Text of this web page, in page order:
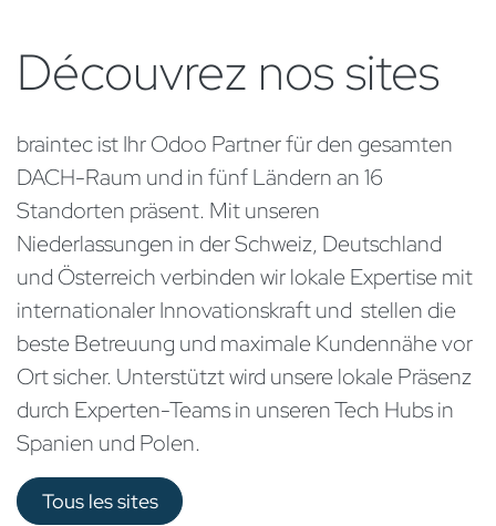
Découvrez nos sites
braintec ist Ihr Odoo Partner für den gesamten
DACH-Raum und in fünf Ländern an 16
Standorten präsent. Mit unseren
Niederlassungen in der Schweiz, Deutschland
und Österreich verbinden wir lokale Expertise mit
internationaler Innovationskraft und stellen die
beste Betreuung und maximale Kundennähe vor
Ort sicher. Unterstützt wird unsere lokale Präsenz
durch Experten-Teams in unseren Tech Hubs in
Spanien und Polen.
Tous les sites